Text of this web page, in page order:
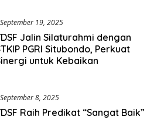
September 19, 2025
Jalin Silaturahmi dengan
PGRI Situbondo, Perkuat
untuk Kebaikan
September 8, 2025
Raih Predikat “Sangat Baik”